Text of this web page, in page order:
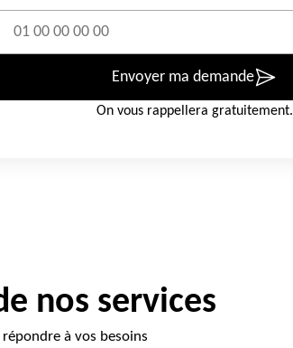
Envoyer ma demande
On vous rappellera gratuitement.
nos services
à vos besoins